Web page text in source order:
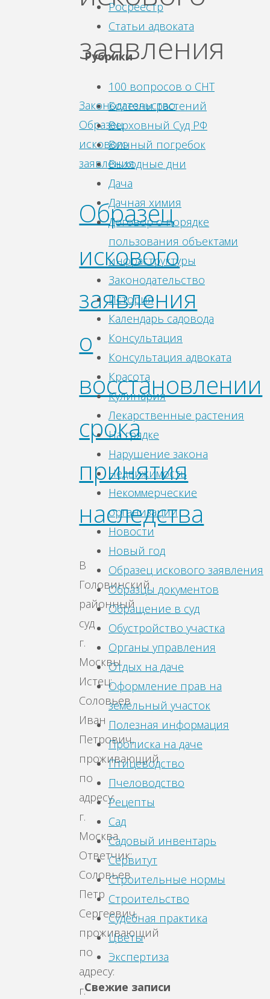
заявления
Законодательство,
Образец
искового
заявления
Образец
искового
заявления
о
восстановлении
срока
принятия
наследства
В
Головинский
районный
суд
г.
Москвы
Истец:
Соловьев
Иван
Петрович,
проживающий
по
адресу:
г.
Москва
Ответчик:
Соловьев
Петр
Сергеевич,
проживающий
по
адресу:
г.
Росреестр
Статьи адвоката
Рубрики
100 вопросов о СНТ
Болезни растений
Верховный Суд РФ
Винный погребок
Выходные дни
Дача
Дачная химия
Договор о порядке
пользования объектами
инфраструктуры
Законодательство
История
Календарь садовода
Консультация
Консультация адвоката
Красота
Кулинария
Лекарственные растения
На грядке
Нарушение закона
Недвижимость
Некоммерческие
организации
Новости
Новый год
Образец искового заявления
Образцы документов
Обращение в суд
Обустройство участка
Органы управления
Отдых на даче
Оформление прав на
земельный участок
Полезная информация
Прописка на даче
Птицеводство
Пчеловодство
Рецепты
Сад
Садовый инвентарь
Сервитут
Строительные нормы
Строительство
Судебная практика
Цветы
Экспертиза
Свежие записи